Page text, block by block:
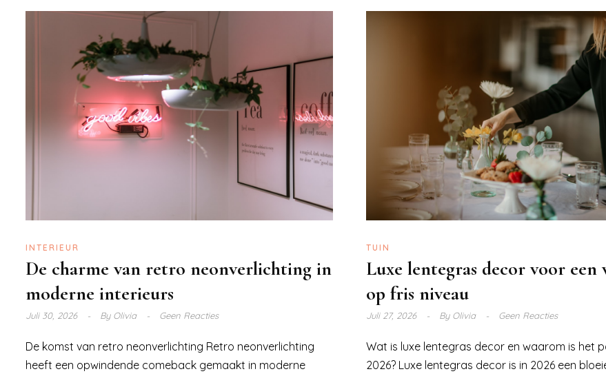
INTERIEUR
De charme van retro neonverlichting in
moderne interieurs
Juli 30, 2026 ByOlivia Geen Reacties
De komst van retro neonverlichting Retro neonverlichting
heeft een opwindende comeback gemaakt in moderne
TUIN
Luxe lentegras decor voor een
op fris niveau
Juli 27, 2026 ByOlivia Geen Reacties
Wat is luxe lentegras decor en waarom is het
2026? Luxe lentegras decor is in 2026 een